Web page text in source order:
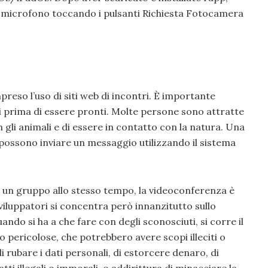
toccando i pulsanti Richiesta Fotocamera
l’uso di siti web di incontri. È importante
di essere pronti. Molte persone sono attratte
animali e di essere in contatto con la natura. Una
inviare un messaggio utilizzando il sistema
gruppo allo stesso tempo, la videoconferenza è
si concentra però innanzitutto sullo
si ha a che fare con degli sconosciuti, si corre il
che potrebbero avere scopi illeciti o
rubare i dati personali, di estorcere denaro, di